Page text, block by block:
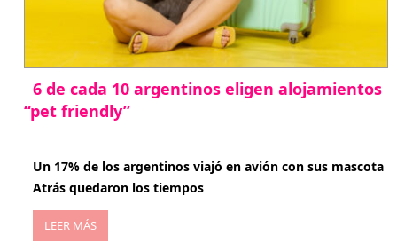
6 de cada 10 argentinos eligen alojamientos
“pet friendly”
Un 17% de los argentinos viajó en avión con sus mascota
Atrás quedaron los tiempos
LEER MÁS